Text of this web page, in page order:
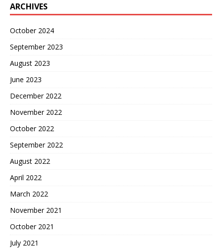
ARCHIVES
October 2024
September 2023
August 2023
June 2023
December 2022
November 2022
October 2022
September 2022
August 2022
April 2022
March 2022
November 2021
October 2021
July 2021